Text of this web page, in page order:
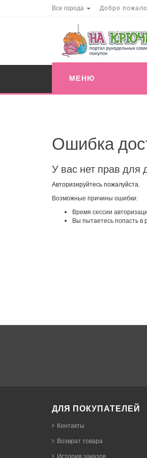
Все города Добро
МЕНЮ
Ошибка
У вас нет прав для
Авторизируйтесь пожалуйста.
Возможные причины ошибки:
Время сессии
Вы пытаетесь попасть в
ДЛЯ ПОКУПАТЕЛЕЙ
Контакты
Возврат товара
История заказов